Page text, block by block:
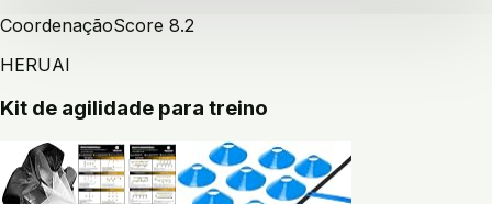
CoordenaçãoScore 8.2
HERUAI
Kit de agilidade para treino